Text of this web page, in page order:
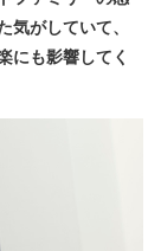
がしていて、
にも影響してく